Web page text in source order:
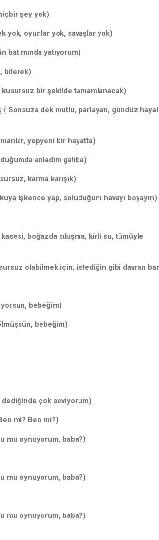
şey yok)
yok, oyunlar yok, savaşlar yok)
batımında yatıyorum)
bilerek)
kusursuz bir şekilde tamamlanacak)
( Sonsuza dek mutlu, parlayan, gündüz
yepyeni bir hayatta)
anladım galiba)
karma karışık)
işkence yap, soluduğum havayı boyayın)
kasesi, boğazda sıkışma, kirli su, tümüyle
olabilmek için, istediğin gibi davran
bebeğim)
bebeğim)
dediğinde çok seviyorum)
mi? Ben mi?)
mu oynuyorum, baba?)
mu oynuyorum, baba?)
mu oynuyorum, baba?)